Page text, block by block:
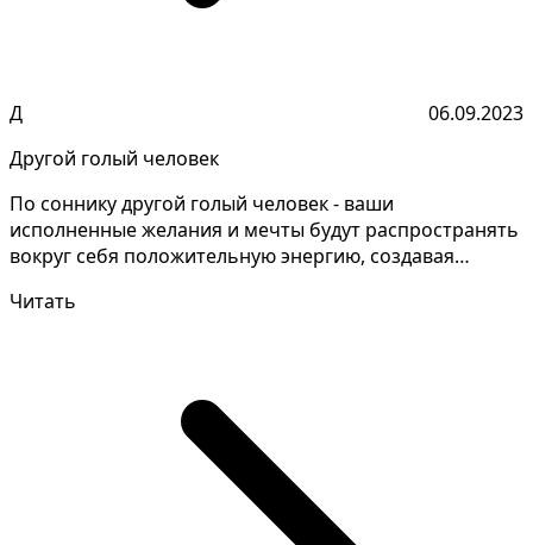
Д
06.09.2023
Другой голый человек
По соннику другой голый человек - ваши
исполненные желания и мечты будут распространять
вокруг себя положительную энергию, создавая
Читать